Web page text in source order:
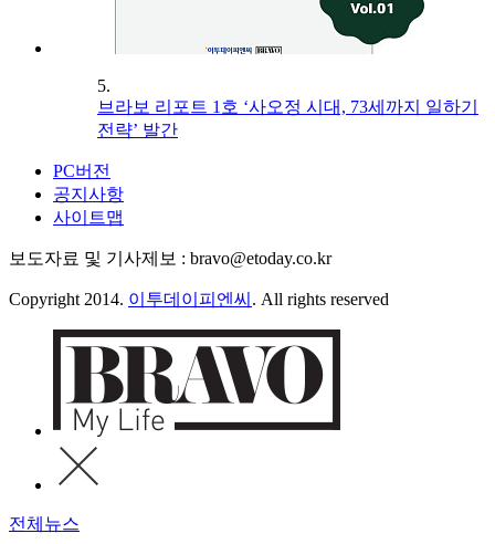
5.
브라보 리포트 1호 ‘사오정 시대, 73세까지 일하기
전략’ 발간
PC버전
공지사항
사이트맵
보도자료 및 기사제보 : bravo@etoday.co.kr
Copyright 2014. 이투데이피엔씨 . All rights reserved
전체뉴스